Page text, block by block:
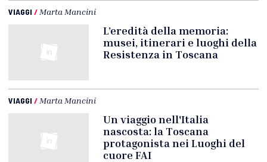
VIAGGI / Marta Mancini
L’eredità della memoria:
musei, itinerari e luoghi della
Resistenza in Toscana
VIAGGI / Marta Mancini
Un viaggio nell'Italia
nascosta: la Toscana
protagonista nei Luoghi del
cuore FAI